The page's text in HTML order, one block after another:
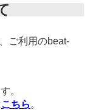
ご利用のbeat-
。
こちら 。